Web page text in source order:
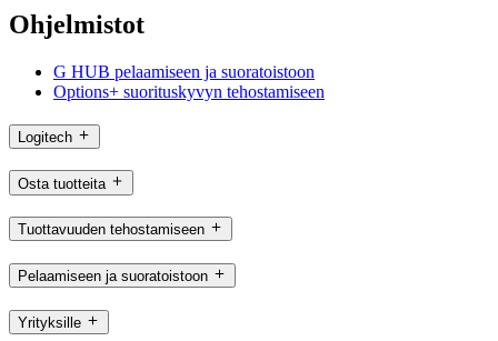
Ohjelmistot
G HUB pelaamiseen ja suoratoistoon
Options+ suorituskyvyn tehostamiseen
Logitech
Osta tuotteita
Tuottavuuden tehostamiseen
Pelaamiseen ja suoratoistoon
Yrityksille